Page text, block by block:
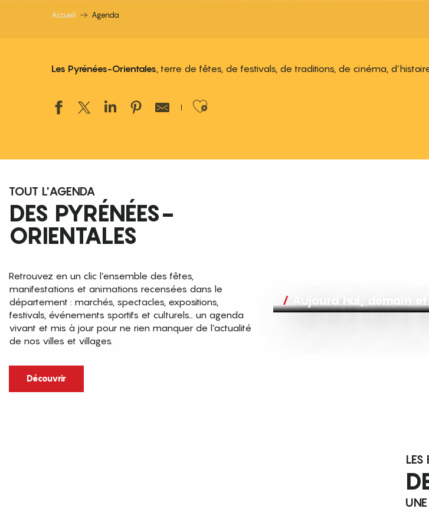
Accueil Agenda
Les Pyrénées-Orientales, terre de fêtes, de festivals, de traditions, de cinéma,
Ajouter aux favoris
TOUT L'AGENDA
DES PYRÉNÉES-
ORIENTALES
Retrouvez en un clic l’ensemble des fêtes,
manifestations et animations recensées dans le
département : marchés, spectacles, expositions,
festivals, événements sportifs et culturels… un agenda
vivant et mis à jour pour ne rien manquer de l’actualité
de nos villes et villages.
Découvrir
Aujourd’hui, demain
LES